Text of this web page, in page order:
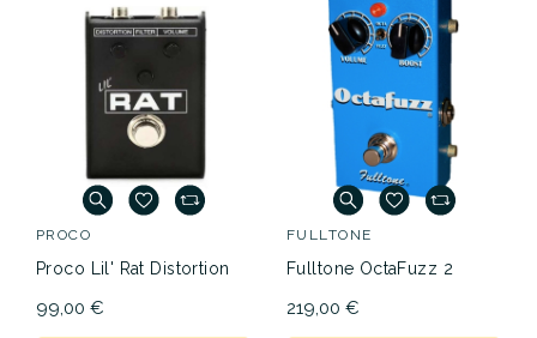
PROCO
Proco Lil' Rat Distortion
99,00 €
FULLTONE
Fulltone OctaFuzz 2
219,00 €